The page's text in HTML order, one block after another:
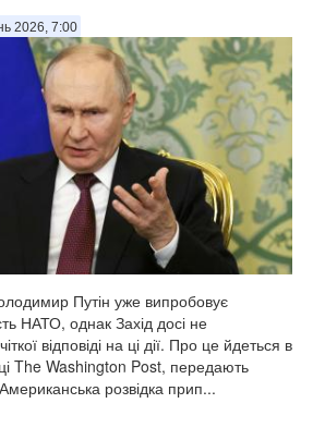
2026, 7:00
Путін уже випробовує
НАТО, однак Захід досі не
відповіді на ці дії. Про це йдеться в
The Washington Post, передають
розвідка прип...